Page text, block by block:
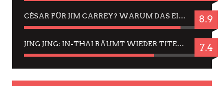
CÉSAR FÜR JIM CARREY? WARUM DAS EINER DER NERVIGSTEN ACTORS IST UND BLEIBT 8.9
JING JING: IN-THAI RÄUMT WIEDER TITEL AB – EIN ZWEI-STUNDEN-ERLEBNISBERICHT 7.4